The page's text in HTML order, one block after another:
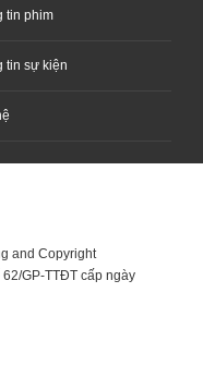
tin phim
tin sự kiện
and Copyright
GP-TTĐT cấp ngày